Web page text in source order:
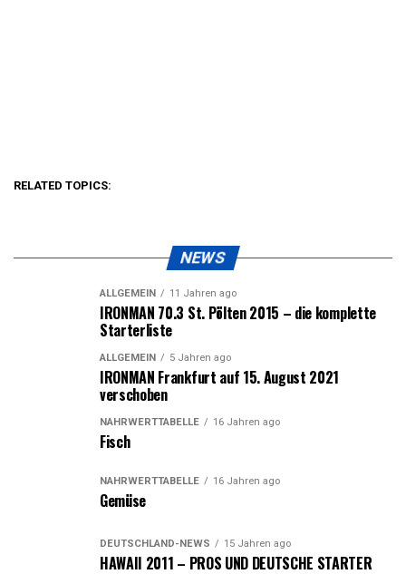
RELATED TOPICS:
NEWS
ALLGEMEIN 11 Jahren ago
IRONMAN 70.3 St. Pölten 2015 – die komplette
Starterliste
ALLGEMEIN 5 Jahren ago
IRONMAN Frankfurt auf 15. August 2021
verschoben
NÄHRWERTTABELLE 16 Jahren ago
Fisch
NÄHRWERTTABELLE 16 Jahren ago
Gemüse
DEUTSCHLAND-NEWS 15 Jahren ago
HAWAII 2011 – PROS UND DEUTSCHE STARTER